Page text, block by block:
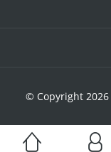
© Copyright 2026